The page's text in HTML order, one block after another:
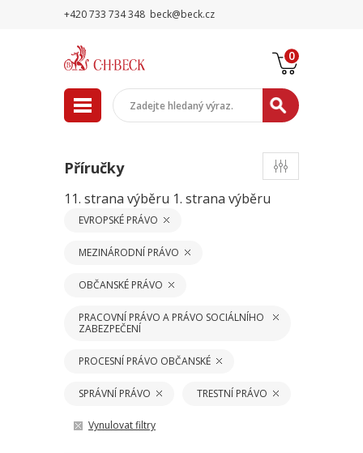
+420 733 734 348 beck@beck.cz
0
Příručky
11. strana výběru 1. strana výběru
EVROPSKÉ PRÁVO
MEZINÁRODNÍ PRÁVO
OBČANSKÉ PRÁVO
PRACOVNÍ PRÁVO A PRÁVO SOCIÁLNÍHO
ZABEZPEČENÍ
PROCESNÍ PRÁVO OBČANSKÉ
SPRÁVNÍ PRÁVO TRESTNÍ PRÁVO
Vynulovat filtry